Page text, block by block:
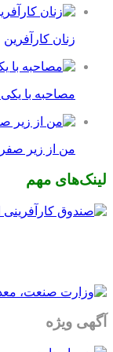
زنان کارآفرین
مصاحبه با
من از زیر
لینک‌های مهم
آگهی ویژه